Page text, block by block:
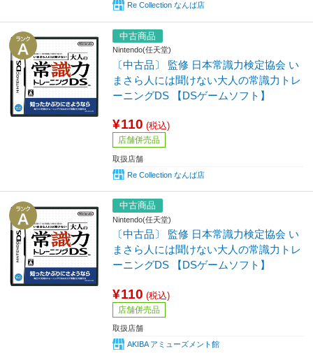
Re Collection なんば店
中古商品
Nintendo(任天堂)
〔中古品〕 監修 日本常識力検定協会 い
まさら人には聞けない大人の常識力トレ
ーニングDS 【DSゲームソフト】
¥110 (税込)
店舗併売品
取扱店舗
Re Collection なんば店
中古商品
Nintendo(任天堂)
〔中古品〕 監修 日本常識力検定協会 い
まさら人には聞けない大人の常識力トレ
ーニングDS 【DSゲームソフト】
¥110 (税込)
店舗併売品
取扱店舗
AKIBA アミューズメント館